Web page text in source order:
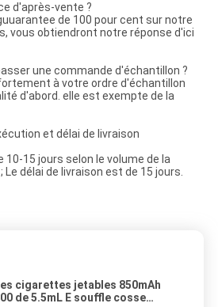
d'après-vente ?
de 100 pour cent sur notre
vous obtiendront notre réponse d'ici
une commande d'échantillon ?
à votre ordre d'échantillon
d'abord. elle est exempte de la
et délai de livraison
15 jours selon le volume de la
délai de livraison est de 15 jours.
cigarettes jetables 850mAh
de 5.5mL E souffle cosse